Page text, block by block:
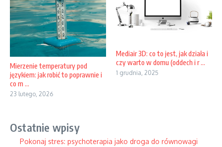
Mierzenie temperatury pod
językiem: jak robić to poprawnie i
co m ...
23 lutego, 2026
Mediair 3D: co to jest, jak działa i
czy warto w domu (oddech i r ...
1 grudnia, 2025
Ostatnie wpisy
Pokonaj stres: psychoterapia jako droga do równowagi